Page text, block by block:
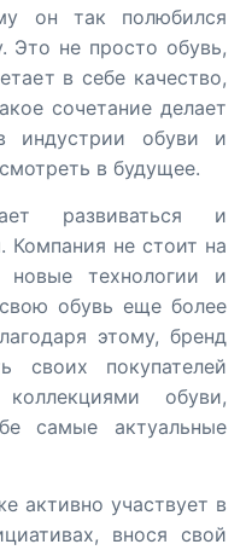
он так полюбился
Это не просто обувь,
в себе качество,
сочетание делает
индустрии обуви и
в будущее.
развиваться и
Компания не стоит на
технологии и
обувь еще более
этому, бренд
своих покупателей
обуви,
самые актуальные
активно участвует в
внося свой